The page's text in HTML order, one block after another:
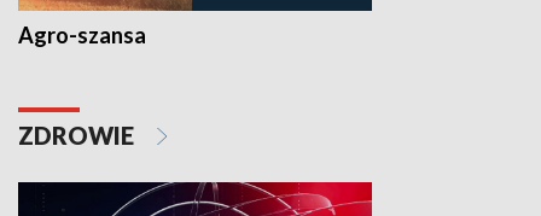
Agro-szansa
ZDROWIE